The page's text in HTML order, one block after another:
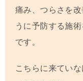
痛み、つらさを
うに予防する施
です。
こちらに来てい